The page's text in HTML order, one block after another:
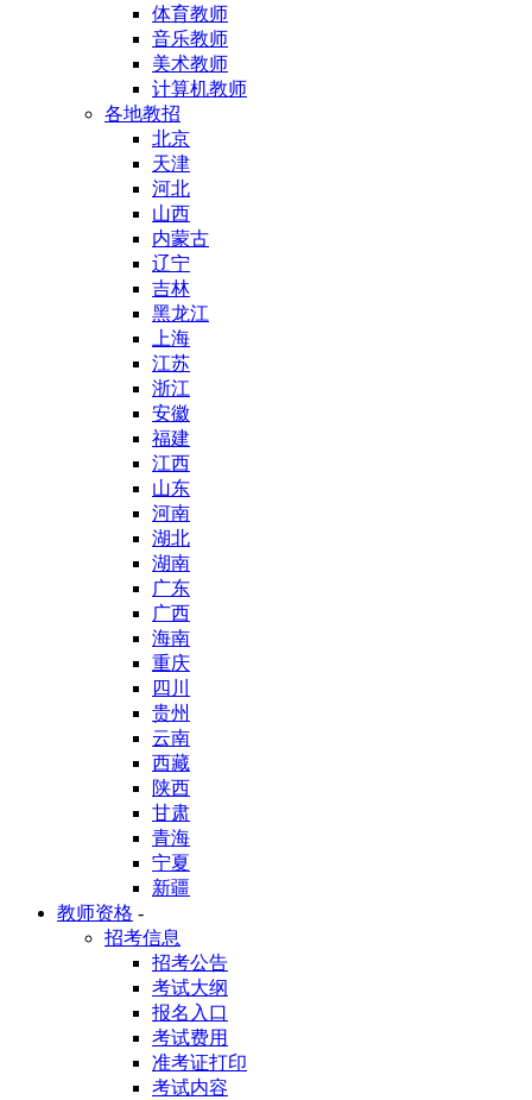
体育教师
音乐教师
美术教师
计算机教师
各地教招
北京
天津
河北
山西
内蒙古
辽宁
吉林
黑龙江
上海
江苏
浙江
安徽
福建
江西
山东
河南
湖北
湖南
广东
广西
海南
重庆
四川
贵州
云南
西藏
陕西
甘肃
青海
宁夏
新疆
教师资格 -
招考信息
招考公告
考试大纲
报名入口
考试费用
准考证打印
考试内容